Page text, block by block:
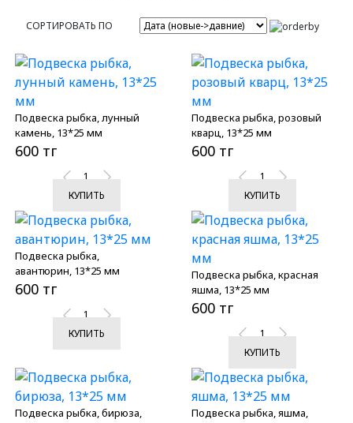
СОРТИРОВАТЬ ПО
Подвеска рыбка, лунный
камень, 13*25 мм
600 тг
КУПИТЬ
Подвеска рыбка, розовый
кварц, 13*25 мм
600 тг
КУПИТЬ
Подвеска рыбка,
авантюрин, 13*25 мм
600 тг
КУПИТЬ
Подвеска рыбка, красная
яшма, 13*25 мм
600 тг
КУПИТЬ
Подвеска рыбка, бирюза,
Подвеска рыбка, яшма,